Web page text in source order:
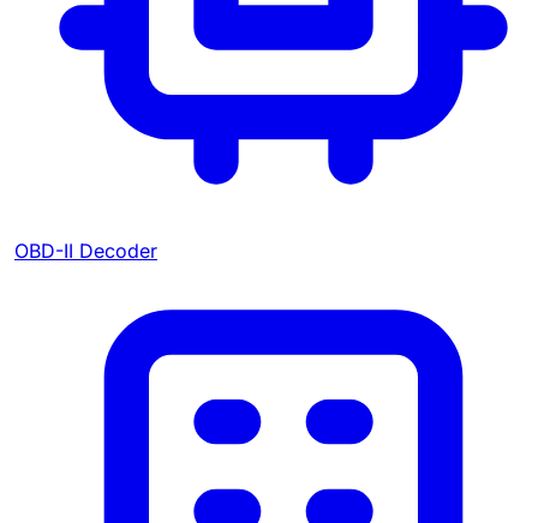
OBD-II Decoder